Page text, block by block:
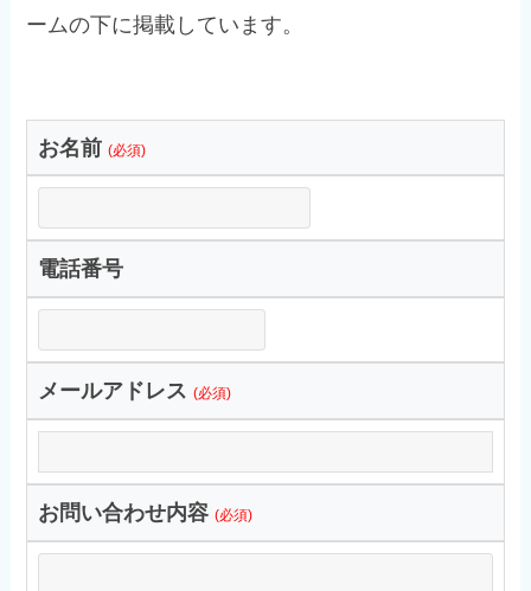
ームの下に掲載しています。
お名前 (必須)
電話番号
メールアドレス (必須)
お問い合わせ内容 (必須)